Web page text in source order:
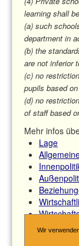
Wir
learning shall
(a) such
department in
(b) the
are not inferior
(c) no
pupils based
(d) no
of staff based
Mehr infos
Lage
Countries
Reise-